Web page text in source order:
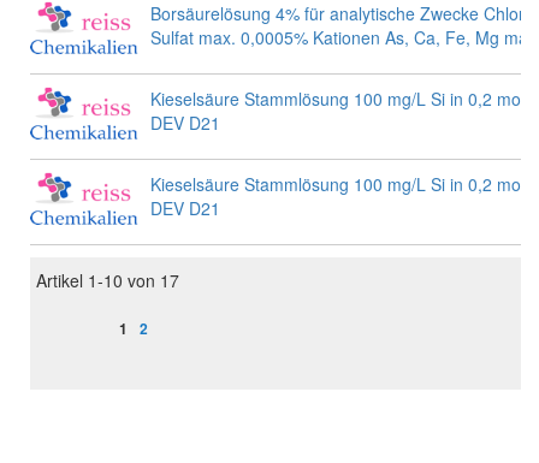
Borsäurelösung 4% für analytische Zwecke
Sulfat max. 0,0005% Kationen As, Ca, Fe, Mg
Kieselsäure Stammlösung 100 mg/L Si in 0,2 mol/
DEV D21
Kieselsäure Stammlösung 100 mg/L Si in 0,2 mol/
DEV D21
Artikel 1-10 von 17
1 2